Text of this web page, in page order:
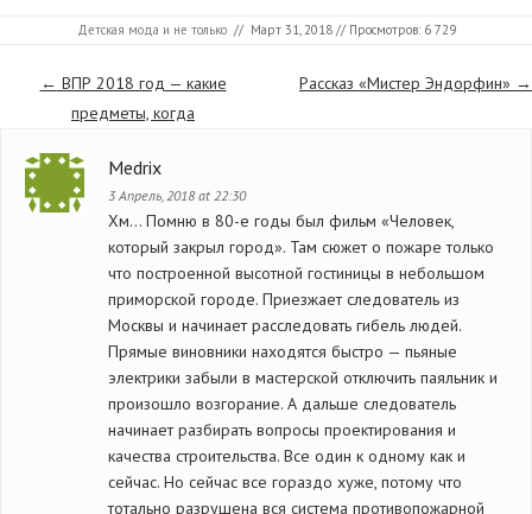
Детская мода и не только // Март 31, 2018// Просмотров: 6 729
Страницы
← ВПР 2018 год — какие
предметы, когда
Рассказ «Мистер Эндорфин» →
Medrix
3 Апрель, 2018 at 22:30
Хм… Помню в 80-е годы был фильм «Человек,
который закрыл город». Там сюжет о пожаре только
что построенной высотной гостиницы в небольшом
приморской городе. Приезжает следователь из
Москвы и начинает расследовать гибель людей.
Прямые виновники находятся быстро — пьяные
электрики забыли в мастерской отключить паяльник и
произошло возгорание. А дальше следователь
начинает разбирать вопросы проектирования и
качества строительства. Все один к одному как и
сейчас. Но сейчас все гораздо хуже, потому что
тотально разрушена вся система противопожарной